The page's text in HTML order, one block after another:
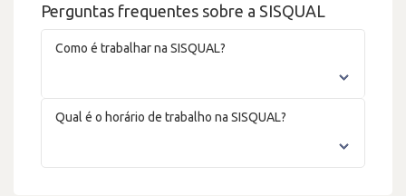
Perguntas frequentes sobre a SISQUAL
Como é trabalhar na SISQUAL?
Qual é o horário de trabalho na SISQUAL?